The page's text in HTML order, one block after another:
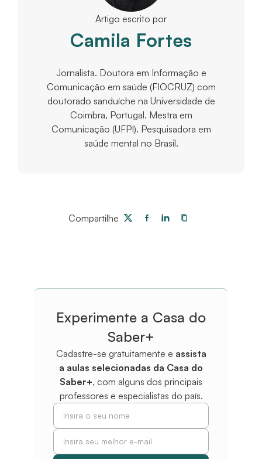
Artigo escrito por
Camila Fortes
Jornalista. Doutora em Informação e
Comunicação em saúde (FIOCRUZ) com
doutorado sanduíche na Universidade de
Coimbra, Portugal. Mestra em
Comunicação (UFPI). Pesquisadora em
saúde mental no Brasil.
Compartilhe
Experimente a Casa do
Saber+
Cadastre-se gratuitamente e assista
a aulas selecionadas da Casa do
Saber+, com alguns dos principais
professores e especialistas do país.